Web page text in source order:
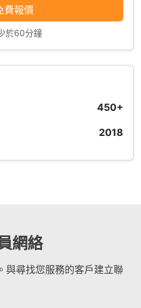
費報價
於60分鐘
450+
2018
網絡
與尋找您服務的客戶建立聯